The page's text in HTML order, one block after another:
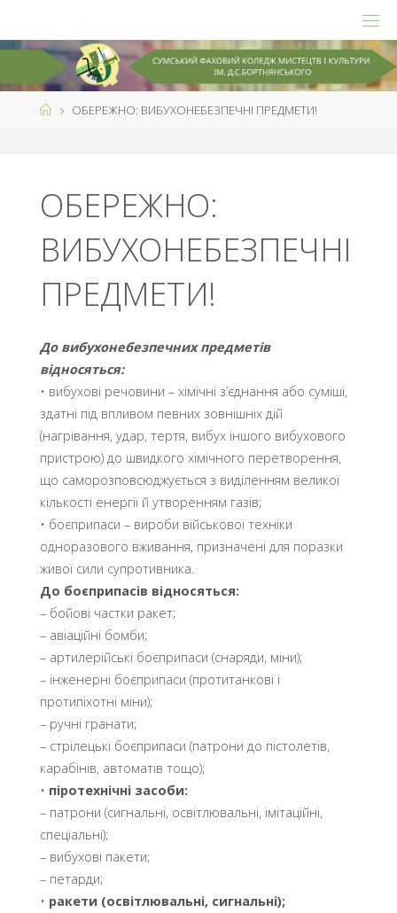
content
HomeОБЕРЕЖНО: ВИБУХОНЕБЕЗПЕЧНІ ПРЕДМЕТИ!
ОБЕРЕЖНО:
ВИБУХОНЕБЕЗПЕЧНІ
ПРЕДМЕТИ!
До вибухонебезпечних предметів
відносяться:
• вибухові речовини – хімічні з’єднання або суміші,
здатні під впливом певних зовнішніх дій
(нагрівання, удар, тертя, вибух іншого вибухового
пристрою) до швидкого хімічного перетворення,
що саморозповсюджується з виділенням великої
кількості енергії й утворенням газів;
• боєприпаси – вироби військової техніки
одноразового вживання, призначені для поразки
живої сили супротивника.
До боєприпасів відносяться:
– бойові частки ракет;
– авіаційні бомби;
– артилерійські боєприпаси (снаряди, міни);
– інженерні боєприпаси (протитанкові і
протипіхотні міни);
– ручні гранати;
– стрілецькі боєприпаси (патрони до пістолетів,
карабінів, автоматів тощо);
• піротехнічні засоби:
– патрони (сигнальні, освітлювальні, імітаційні,
спеціальні);
– вибухові пакети;
– петарди;
• ракети (освітлювальні, сигнальні);